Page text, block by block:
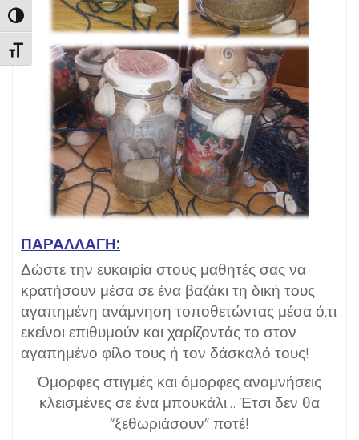
Εναλλαγή Υψηλής Αντίθεσης
Εναλλαγή Μεγέθους Γραμμάτων
ΠΑΡΑΛΛΑΓΗ:
Δώστε την ευκαιρία στους μαθητές σας να
κρατήσουν μέσα σε ένα βαζάκι τη δική τους
αγαπημένη ανάμνηση τοποθετώντας μέσα ό,τι
εκείνοι επιθυμούν και χαρίζοντάς το στον
αγαπημένο φίλο τους ή τον δάσκαλό τους!
Όμορφες στιγμές και όμορφες αναμνήσεις
κλεισμένες σε ένα μπουκάλι… Έτσι δεν θα
“ξεθωριάσουν” ποτέ!